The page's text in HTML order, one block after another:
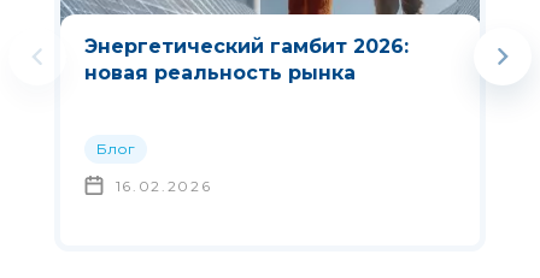
Энергетический гамбит 2026:
новая реальность рынка
Блог
16.02.2026